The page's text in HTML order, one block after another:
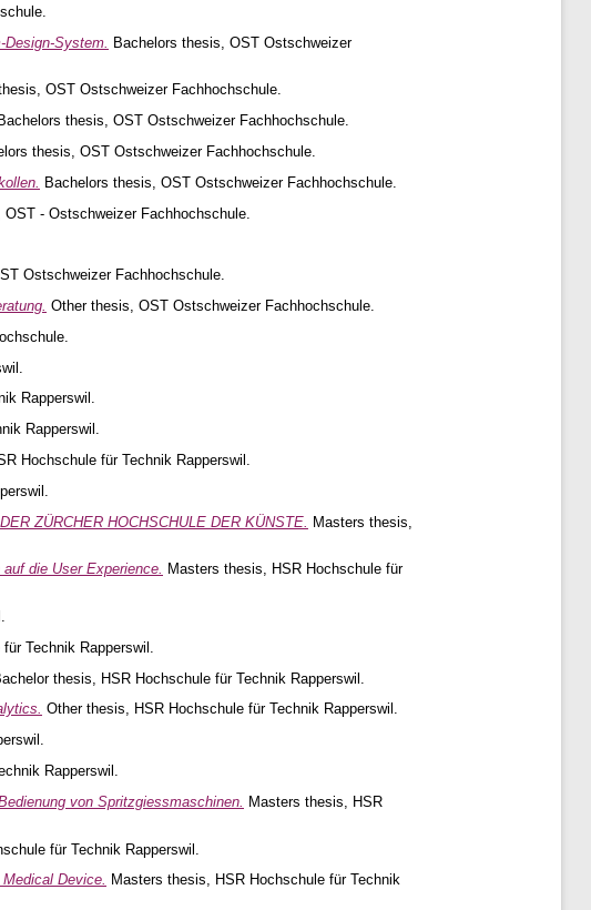
System.
Bachelors thesis, OST Ostschweizer
OST Ostschweizer Fachhochschule.
Bachelors thesis, OST Ostschweizer Fachhochschule.
thesis, OST Ostschweizer Fachhochschule.
Bachelors thesis, OST Ostschweizer Fachhochschule.
- Ostschweizer Fachhochschule.
Ostschweizer Fachhochschule.
Other thesis, OST Ostschweizer Fachhochschule.
Rapperswil.
Rapperswil.
Hochschule für Technik Rapperswil.
ZÜRCHER HOCHSCHULE DER KÜNSTE. Masters thesis,
die User Experience. Masters thesis, HSR Hochschule für
Technik Rapperswil.
thesis, HSR Hochschule für Technik Rapperswil.
Other thesis, HSR Hochschule für Technik Rapperswil.
Rapperswil.
von Spritzgiessmaschinen.
Masters thesis, HSR
für Technik Rapperswil.
Device. Masters thesis, HSR Hochschule für Technik